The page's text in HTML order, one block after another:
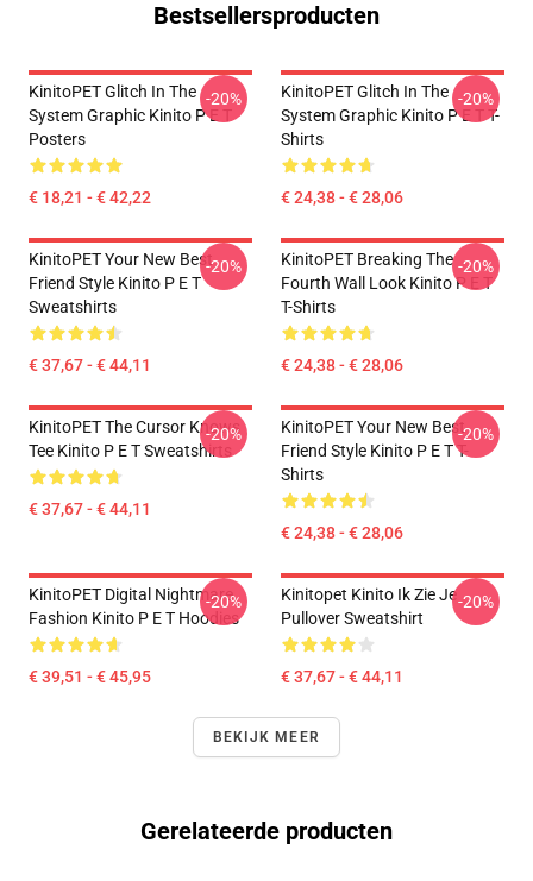
Bestsellersproducten
KinitoPET Glitch In The
System Graphic Kinito P E T
Posters
€ 18,21 - € 42,22
-20%
KinitoPET Glitch In The
System Graphic Kinito P E T T-
Shirts
€ 24,38 - € 28,06
-20%
KinitoPET Your New Best
Friend Style Kinito P E T
Sweatshirts
€ 37,67 - € 44,11
-20%
KinitoPET Breaking The
Fourth Wall Look Kinito P E T
T-Shirts
€ 24,38 - € 28,06
-20%
KinitoPET The Cursor Knows
Tee Kinito P E T Sweatshirts
€ 37,67 - € 44,11
-20%
KinitoPET Your New Best
Friend Style Kinito P E T T-
Shirts
€ 24,38 - € 28,06
-20%
KinitoPET Digital Nightmare
Fashion Kinito P E T Hoodies
€ 39,51 - € 45,95
-20%
Kinitopet Kinito Ik Zie Je
Pullover Sweatshirt
€ 37,67 - € 44,11
-20%
BEKIJK MEER
Gerelateerde producten